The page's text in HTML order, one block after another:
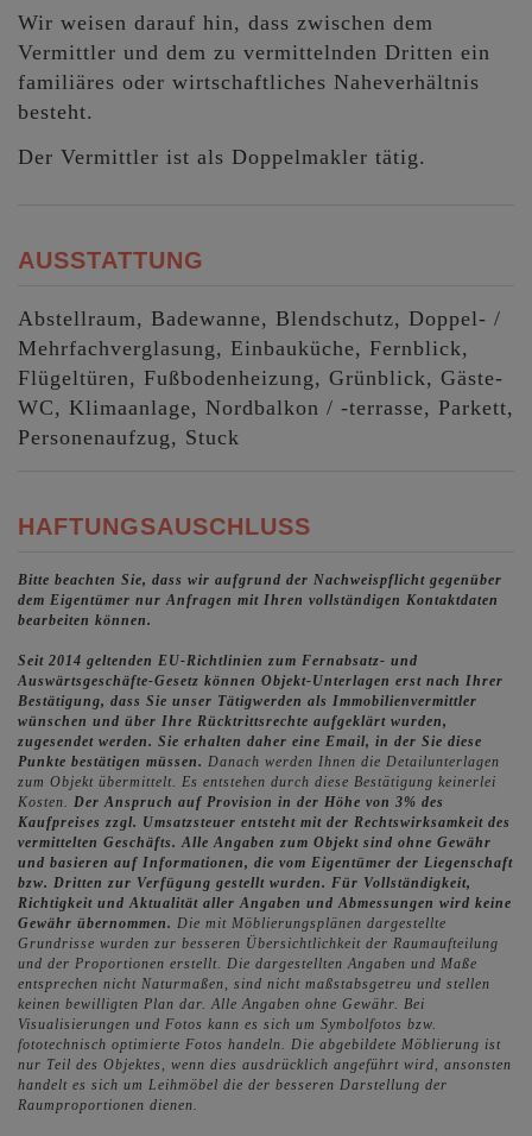
Wir weisen darauf hin, dass zwischen dem
Vermittler und dem zu vermittelnden Dritten ein
familiäres oder wirtschaftliches Naheverhältnis
besteht.
Der Vermittler ist als Doppelmakler tätig.
AUSSTATTUNG
Abstellraum Badewanne Blendschutz
Doppel- /
Mehrfachverglasung
Einbauküche
Fernblick
Flügeltüren
Fußbodenheizung Grünblick
Gäste-
WC
Klimaanlage Nordbalkon / -terrasse
Parkett
Personenaufzug
Stuck
HAFTUNGSAUSCHLUSS
Bitte beachten Sie, dass wir aufgrund der Nachweispflicht gegenüber
dem Eigentümer nur Anfragen mit Ihren vollständigen Kontaktdaten
bearbeiten können.
Seit 2014 geltenden EU-Richtlinien zum Fernabsatz- und
Auswärtsgeschäfte-Gesetz können Objekt-Unterlagen erst nach Ihrer
Bestätigung, dass Sie unser Tätigwerden als Immobilienvermittler
wünschen und über Ihre Rücktrittsrechte aufgeklärt wurden,
zugesendet werden. Sie erhalten daher eine Email, in der Sie diese
Punkte bestätigen müssen. Danach werden Ihnen die Detailunterlagen
zum Objekt übermittelt. Es entstehen durch diese Bestätigung keinerlei
Kosten. Der Anspruch auf Provision in der Höhe von 3% des
Kaufpreises zzgl. Umsatzsteuer entsteht mit der Rechtswirksamkeit des
vermittelten Geschäfts.Alle Angaben zum Objekt sind ohne Gewähr
und basieren auf Informationen, die vom Eigentümer der Liegenschaft
bzw. Dritten zur Verfügung gestellt wurden. Für Vollständigkeit,
Richtigkeit und Aktualität aller Angaben und Abmessungen wird keine
Gewähr übernommen. Die mit Möblierungsplänen dargestellte
Grundrisse wurden zur besseren Übersichtlichkeit der Raumaufteilung
und der Proportionen erstellt. Die dargestellten Angaben und Maße
entsprechen nicht Naturmaßen, sind nicht maßstabsgetreu und stellen
keinen bewilligten Plan dar. Alle Angaben ohne Gewähr. Bei
Visualisierungen und Fotos kann es sich um Symbolfotos bzw.
fototechnisch optimierte Fotos handeln. Die abgebildete Möblierung ist
nur Teil des Objektes, wenn dies ausdrücklich angeführt wird, ansonsten
handelt es sich um Leihmöbel die der besseren Darstellung der
Raumproportionen dienen.